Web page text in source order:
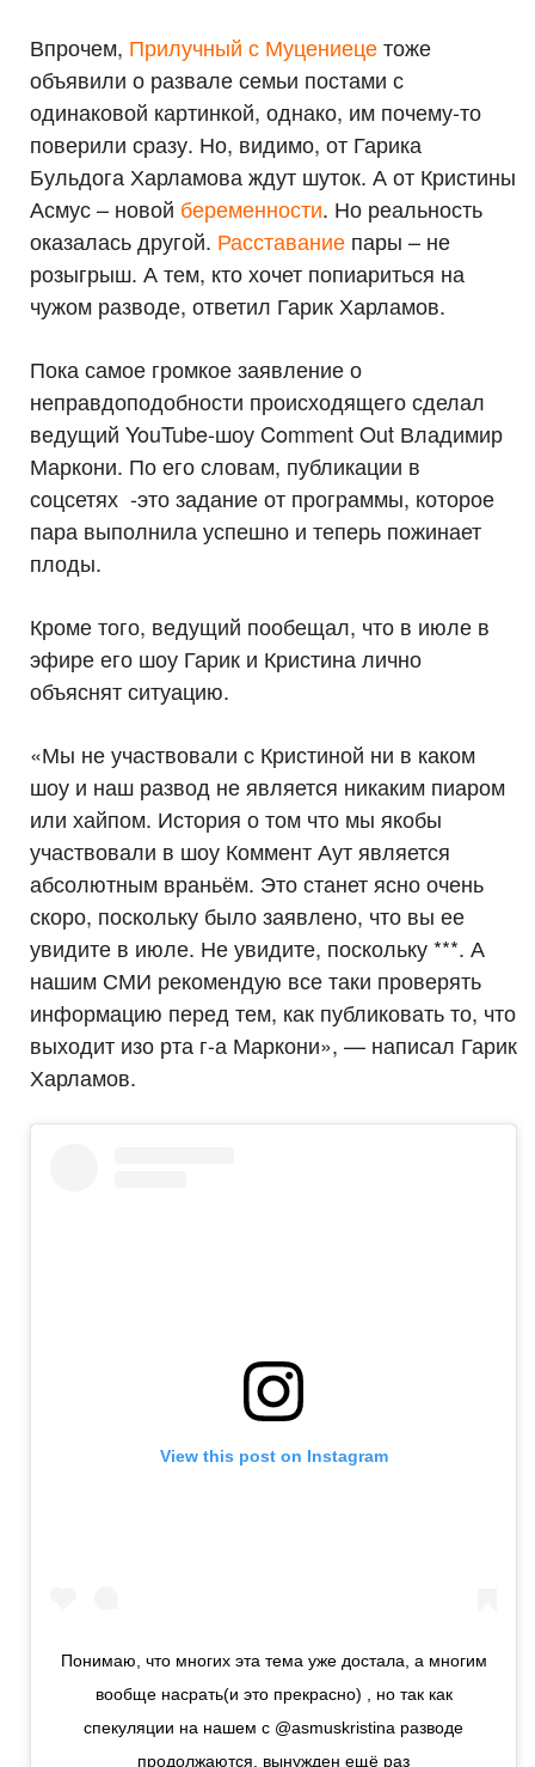
Впрочем, Прилучный с Муцениецетоже
объявили о развале семьи постами с
одинаковой картинкой, однако, им почему-то
поверили сразу. Но, видимо, от Гарика
Бульдога Харламова ждут шуток. А от Кристины
Асмус – новой беременности. Но реальность
оказалась другой. Расставание пары – не
розыгрыш. А тем, кто хочет попиариться на
чужом разводе, ответил Гарик Харламов.
Пока самое громкое заявление о
неправдоподобности происходящего сделал
ведущий YouTube-шоу Comment Out Владимир
Маркони. По его словам, публикации в
соцсетях -это задание от программы, которое
пара выполнила успешно и теперь пожинает
плоды.
Кроме того, ведущий пообещал, что в июле в
эфире его шоу Гарик и Кристина лично
объяснят ситуацию.
«Мы не участвовали с Кристиной ни в каком
шоу и наш развод не является никаким пиаром
или хайпом. История о том что мы якобы
участвовали в шоу Коммент Аут является
абсолютным враньём. Это станет ясно очень
скоро, поскольку было заявлено, что вы ее
увидите в июле. Не увидите, поскольку ***. А
нашим СМИ рекомендую все таки проверять
информацию перед тем, как публиковать то, что
выходит изо рта г-а Маркони», — написал Гарик
Харламов.
View this post on Instagram
Понимаю, что многих эта тема уже достала, а многим
вообще насрать(и это прекрасно) , но так как
спекуляции на нашем с @asmuskristina разводе
продолжаются, вынужден ещё раз